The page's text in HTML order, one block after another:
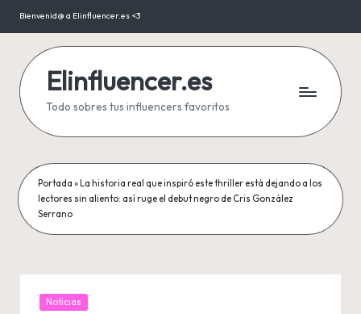
Saltar
contenido
Bienvenid@ a Elinfluencer.es <3
Elinfluencer.es
Todo sobres tus influencers favoritos
Portada » La historia real que inspiró este thriller está dejando a los
lectores sin aliento: así ruge el debut negro de Cris González
Serrano
Publicada
Noticias